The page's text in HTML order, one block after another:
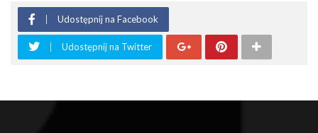
Udostępnij na Facebook
Udostępnij na Twitter